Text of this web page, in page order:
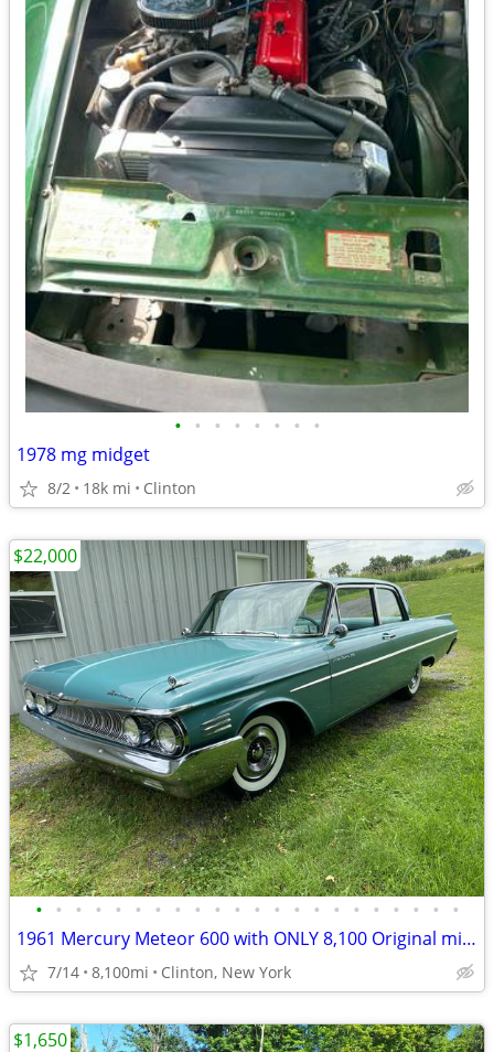
• • • • • • • •
1978 mg midget
8/2 18k mi Clinton
• • • • • • • • • • • • • • • • • • • • • •
1961 Mercury Meteor 600 with ONLY 8,100 Original miles
7/14 8,100mi Clinton, New York
$22,000
$1,650